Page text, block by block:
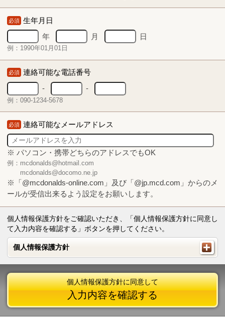
必須 生年月日
年
月 日
例：1990年01月01日
必須 連絡可能な電話番号
-
-
例：090-1234-5678
必須 連絡可能なメールアドレス
※ パソコン・携帯どちらのアドレスでもOK
例：mcdonalds@hotmail.com
mcdonalds@docomo.ne.jp
※「@mcdonalds-online.com」及び「@jp.mcd.com」からのメ
ールが受信出来るよう設定をお願いします。
個人情報保護方針をご確認いただき、「個人情報保護方針に同意し
て入力内容を確認する」ボタンを押してください。
個人情報保護方針
個人情報保護方針
個人情報保護方針に同意して
入力内容を確認する